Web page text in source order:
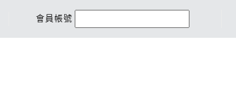
會員帳號